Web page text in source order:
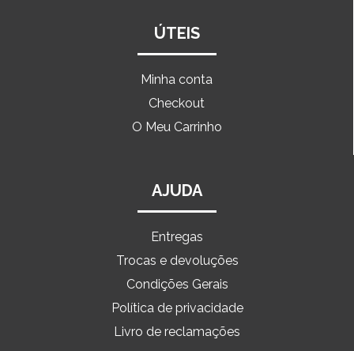
ÚTEIS
Minha conta
Checkout
O Meu Carrinho
AJUDA
Entregas
Trocas e devoluções
Condições Gerais
Política de privacidade
Livro de reclamações